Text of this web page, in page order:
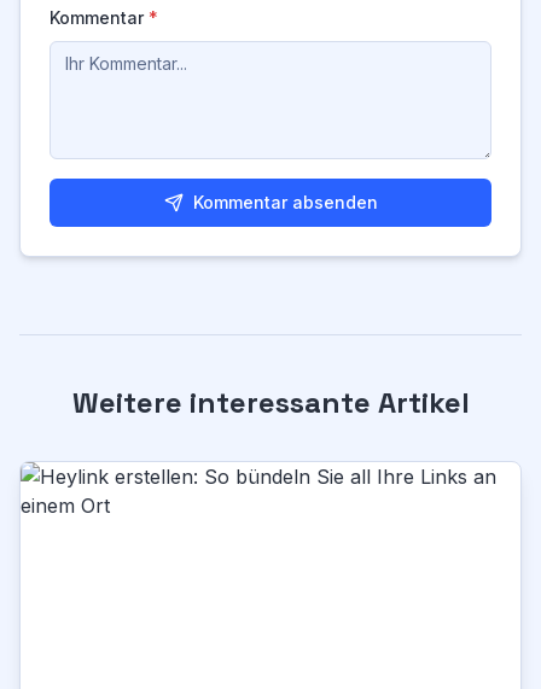
Kommentar *
Kommentar absenden
Weitere interessante Artikel